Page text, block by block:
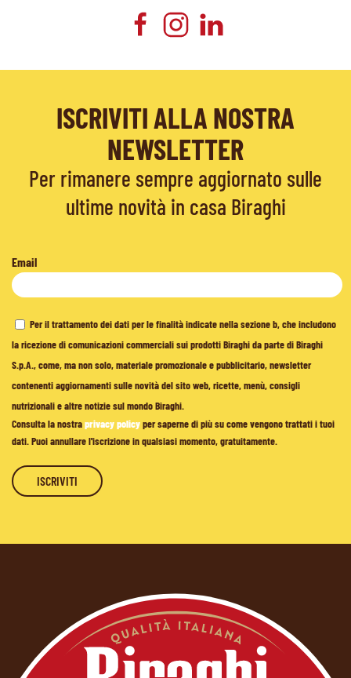
ISCRIVITI ALLA NOSTRA
NEWSLETTER
Per rimanere sempre aggiornato sulle
ultime novità in casa Biraghi
Email
Per il trattamento dei dati per le finalità indicate nella sezione b, che includono
la ricezione di comunicazioni commerciali sui prodotti Biraghi da parte di Biraghi
S.p.A., come, ma non solo, materiale promozionale e pubblicitario, newsletter
contenenti aggiornamenti sulle novità del sito web, ricette, menù, consigli
nutrizionali e altre notizie sul mondo Biraghi.
Consulta la nostraprivacy policyper saperne di più su come vengono trattati i tuoi
dati. Puoi annullare l'iscrizione in qualsiasi momento, gratuitamente.